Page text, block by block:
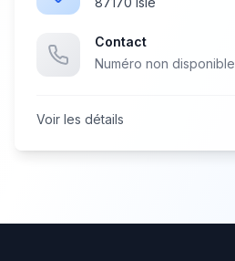
Contact
Numéro non disponible
Voir les détails